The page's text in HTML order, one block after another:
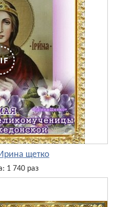
щетко
1 740 раз